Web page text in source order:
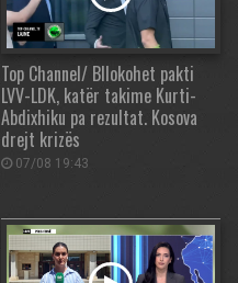
Top Channel/ Bllokohet pakti
LVV-LDK, katër takime Kurti-
Abdixhiku pa rezultat. Kosova
drejt krizës
07/08 19:43